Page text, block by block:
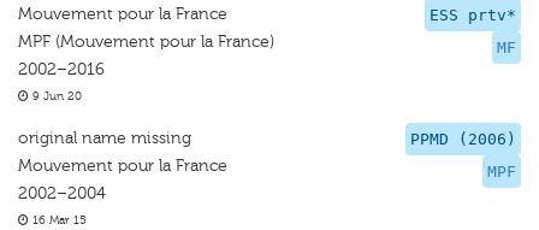
ESS prtv*
MF
Mouvement pour la France
MPF (Mouvement pour la France)
2002–2016
9 Jun 20
PPMD (2006)
MPF
original name missing
Mouvement pour la France
2002–2004
16 Mar 15